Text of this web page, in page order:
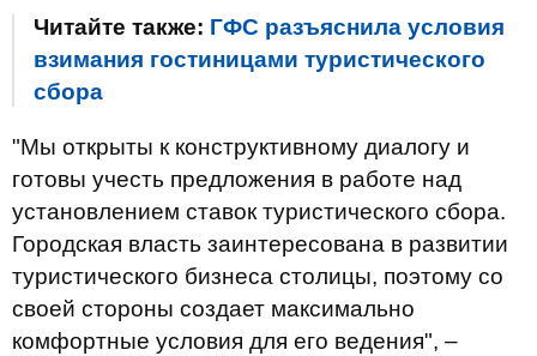
Читайте также: ГФС разъяснила условия
взимания гостиницами туристического
сбора
"Мы открыты к конструктивному диалогу и
готовы учесть предложения в работе над
установлением ставок туристического сбора.
Городская власть заинтересована в развитии
туристического бизнеса столицы, поэтому со
своей стороны создает максимально
комфортные условия для его ведения", –